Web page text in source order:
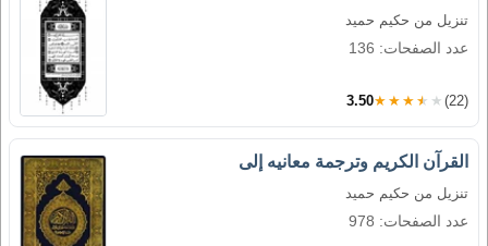
تنزيل من حكيم حميد
عدد الصفحات: 136
3.50★★★★★ (22)
القرآن الكريم وترجمة معانيه إلى
تنزيل من حكيم حميد
عدد الصفحات: 978